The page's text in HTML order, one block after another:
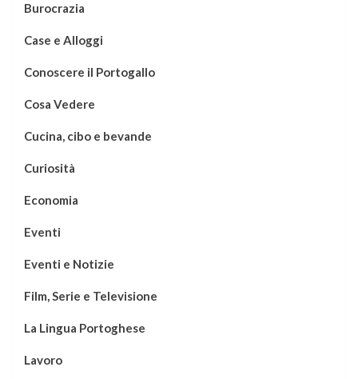
Burocrazia
Case e Alloggi
Conoscere il Portogallo
Cosa Vedere
Cucina, cibo e bevande
Curiosità
Economia
Eventi
Eventi e Notizie
Film, Serie e Televisione
La Lingua Portoghese
Lavoro